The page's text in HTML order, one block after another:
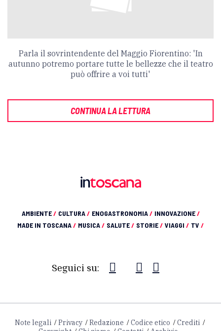
Parla il sovrintendente del Maggio Fiorentino: 'In
autunno potremo portare tutte le bellezze che il teatro
può offrire a voi tutti'
CONTINUA LA LETTURA
AMBIENTE/ CULTURA/ ENOGASTRONOMIA/ INNOVAZIONE/
MADE IN TOSCANA/ MUSICA/ SALUTE/ STORIE/ VIAGGI / TV /
Seguici su:
Note legali Privacy Redazione Codice etico
Crediti